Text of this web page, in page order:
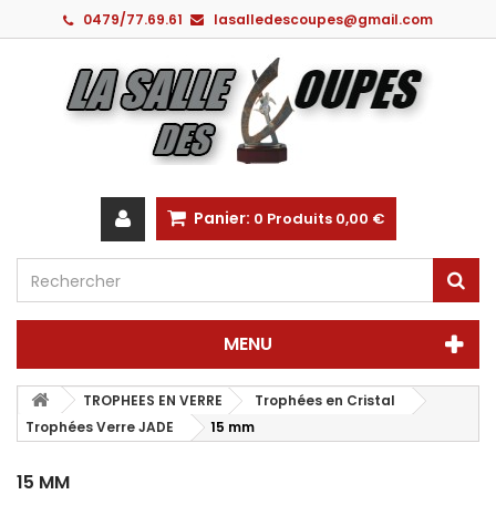
0479/77.69.61 lasalledescoupes@gmail.com
Panier: 0 Produits 0,00 €
MENU
TROPHEES EN VERRE
Trophées en Cristal
Trophées Verre JADE
15 mm
15 MM